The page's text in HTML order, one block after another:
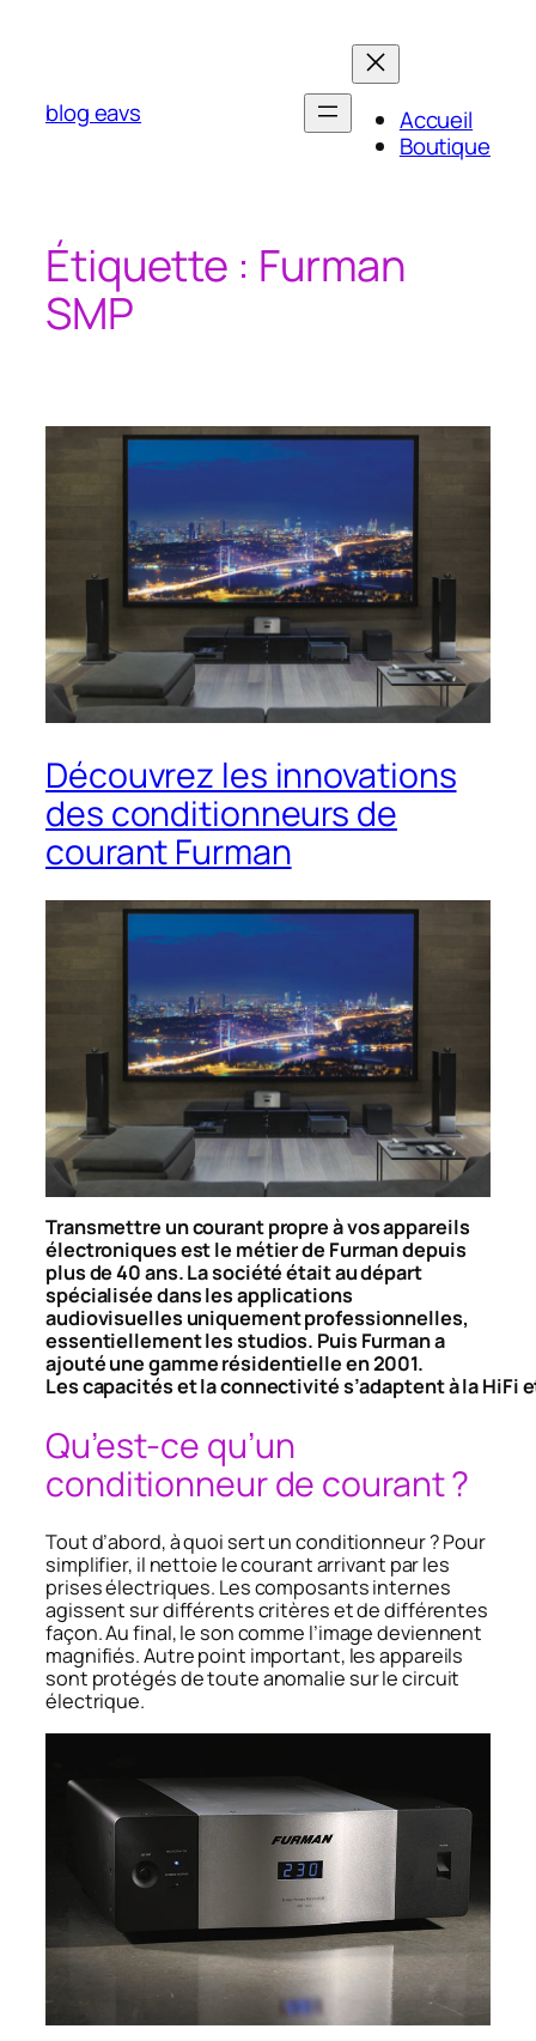
blog eavs
Accueil
Boutique
Étiquette : Furman
SMP
Découvrez les innovations
des conditionneurs de
courant Furman
Transmettre un courant propre à vos appareils
électroniques est le métier de Furman depuis
plus de 40 ans. La société était au départ
spécialisée dans les applications
audiovisuelles uniquement professionnelles,
essentiellement les studios. Puis Furman a
ajouté une gamme résidentielle en 2001.
Les capacités et la connectivité s’adaptent à la
Qu’est-ce qu’un
conditionneur de courant ?
Tout d’abord, à quoi sert un conditionneur ? Pour
simplifier, il nettoie le courant arrivant par les
prises électriques. Les composants internes
agissent sur différents critères et de différentes
façon. Au final, le son comme l’image deviennent
magnifiés. Autre point important, les appareils
sont protégés de toute anomalie sur le circuit
électrique.